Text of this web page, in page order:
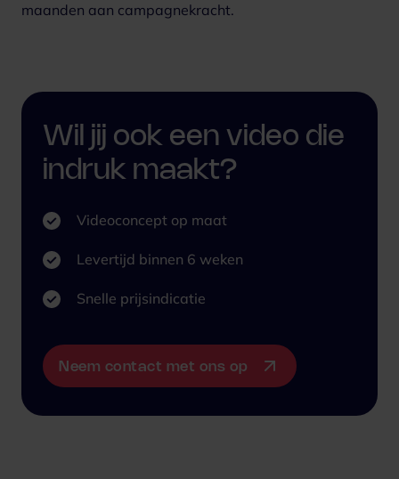
maanden aan campagnekracht.
Wil jij ook een video die
indruk maakt?
Videoconcept op maat
Levertijd binnen 6 weken
Snelle prijsindicatie
Neem contact met ons op